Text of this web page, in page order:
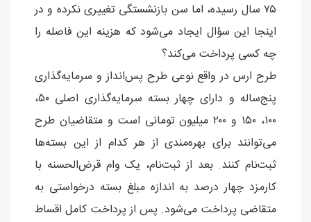
۷۵ سال رسیده، اما سن بازنشستگی تغییری نکرده و در
اینجا این سؤال ایجاد می‌شود که هزینه این فاصله را
چه کسی پرداخت می‌کند؟
طرح ارس در واقع نوعی طرح پس‌انداز و سرمایه‌گذاری
پنج‌ساله و دارای چهار بسته سرمایه‌گذاری اصلی ۵۰،
۱۰۰، ۱۵۰ و ۲۰۰ میلیون تومانی است و متقاضیان طرح
می‌توانند برای بهره‌مندی از هر کدام از این بسته‌ها
ثبت‌نام کنند. بعد از ثبت‌نام، یک وام قرض‌الحسنه با
کارمزد چهار درصد به اندازه مبلغ بسته درخواستی به
متقاضی پرداخت می‌شود. پس از پرداخت کامل اقساط